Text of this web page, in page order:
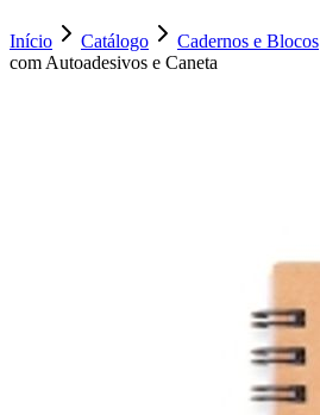
Início Catálogo Cadernos e Blocos
com Autoadesivos e Caneta